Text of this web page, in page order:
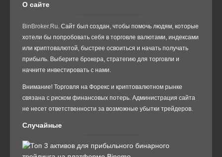
О сайте
BinBroker.Ru. Сайт был создан, чтобы помочь людям, которые
хотели бы попробовать себя в торговле валютами, индексами
или криптовалютой, быстрее освоиться и начать получать
прибыль. Выберите брокера, стратегию для торговли и
начните инвестировать с нами.
Внимание! Торговля на Форекс и криптовалютном рынке
связана с риском финансовых потерь. Администрация сайта
не несет ответственности за возможные убытки трейдеров.
Случайные